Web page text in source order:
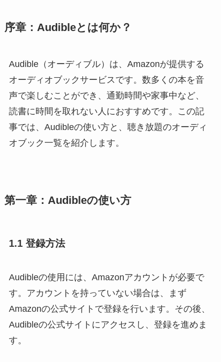
序章：Audibleとは何か？
Audible（オーディブル）は、Amazonが提供する
オーディオブックサービスです。数多くの本を音
声で楽しむことができ、通勤時間や家事中など、
読書に時間を取れない人におすすめです。この記
事では、Audibleの使い方と、聴き放題のオーディ
オブック一覧を紹介します。
第一章：Audibleの使い方
1.1 登録方法
Audibleの使用には、Amazonアカウントが必要で
す。アカウントを持っていない場合は、まず
Amazonの公式サイトで登録を行います。その後、
Audibleの公式サイトにアクセスし、登録を進めま
す。